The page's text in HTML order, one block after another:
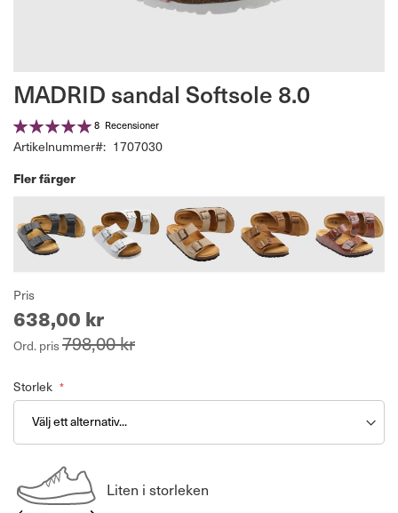
MADRID sandal Softsole 8.0
Betyg:
100%
8 Recensioner
Artikelnummer 1707030
Fler färger
Pris
638,00 kr
Ord. pris798,00 kr
Storlek
Liten i storleken
till
början
av
bildgalleriet